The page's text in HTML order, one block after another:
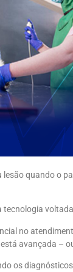
quando o
tecnologia
no
avançada –
os